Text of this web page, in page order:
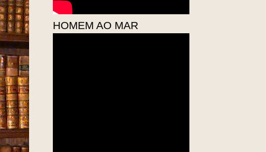
HOMEM AO MAR